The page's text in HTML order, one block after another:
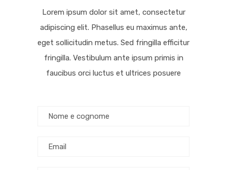
Lorem ipsum dolor sit amet, consectetur
adipiscing elit. Phasellus eu maximus ante,
eget sollicitudin metus. Sed fringilla efficitur
fringilla. Vestibulum ante ipsum primis in
faucibus orci luctus et ultrices posuere